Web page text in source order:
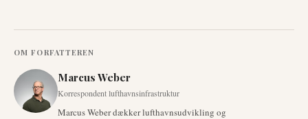
OM FORFATTEREN
Marcus Weber
Korrespondent lufthavnsinfrastruktur
Marcus Weber dækker lufthavnsudvikling og